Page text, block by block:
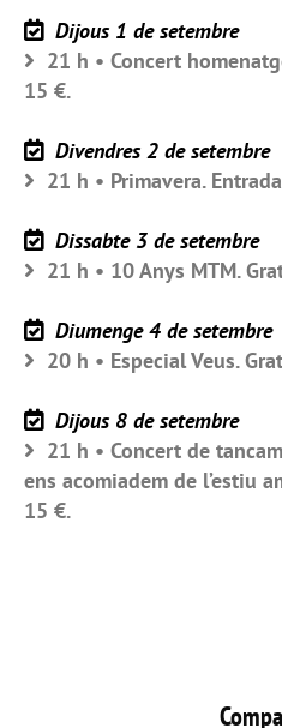
Dijous 1 de setembre
21 h • Concert
15 €.
Divendres 2 de setembre
21 h • Primavera.
Dissabte 3 de setembre
21 h • 10 Anys MTM.
Diumenge 4 de setembre
20 h • Especial Veus.
Dijous 8 de setembre
21 h • Concert de
ens acomiadem de l’estiu
15 €.